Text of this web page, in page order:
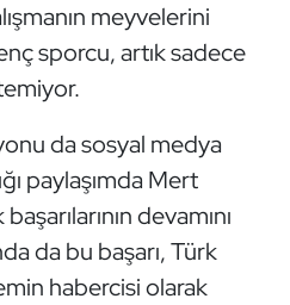
meyvelerini
sporcu, artık sadece
da sosyal medya
paylaşımda Mert
devamını
da bu başarı, Türk
habercisi olarak